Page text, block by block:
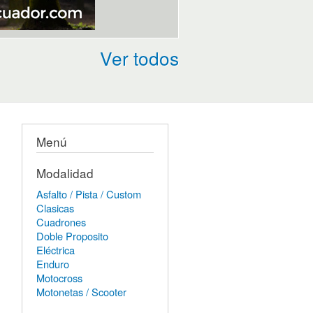
Ver todos
Menú
Modalidad
Asfalto / Pista / Custom
Clasicas
Cuadrones
Doble Proposito
Eléctrica
Enduro
Motocross
Motonetas / Scooter